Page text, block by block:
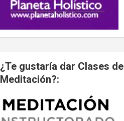
¿Te gustaría dar Clases de
Meditación?: